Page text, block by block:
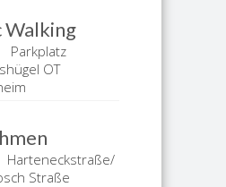
Walking
Parkplatz
OT
Harteneckstraße/
Straße